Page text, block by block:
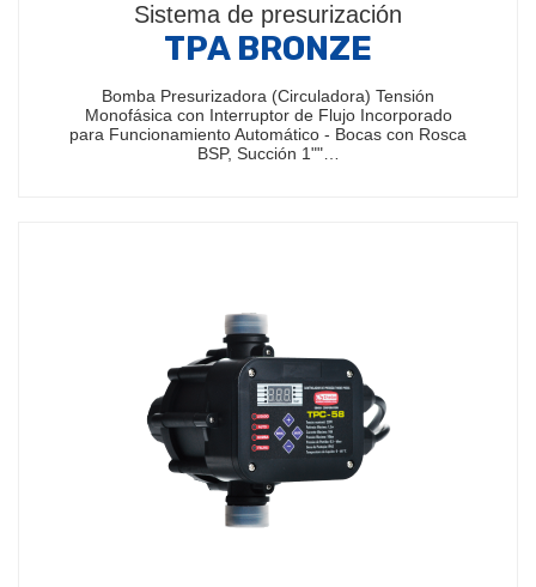
Sistema de presurización
TPA BRONZE
Bomba Presurizadora (Circuladora) Tensión
Monofásica con Interruptor de Flujo Incorporado
para Funcionamiento Automático - Bocas con Rosca
BSP, Succión 1""…